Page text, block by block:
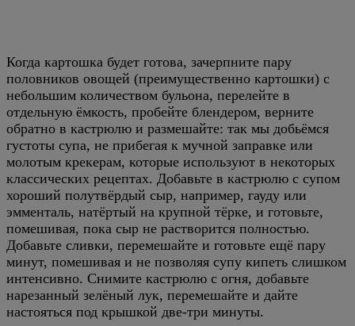
Когда картошка будет готова, зачерпните пару
половников овощей (преимущественно картошки) с
небольшим количеством бульона, перелейте в
отдельную ёмкость, пробейте блендером, верните
обратно в кастрюлю и размешайте: так мы добьёмся
густоты супа, не прибегая к мучной заправке или
молотым крекерам, которые используют в некоторых
классических рецептах. Добавьте в кастрюлю с супом
хороший полутвёрдый сыр, например, гауду или
эмменталь, натёртый на крупной тёрке, и готовьте,
помешивая, пока сыр не растворится полностью.
Добавьте сливки, перемешайте и готовьте ещё пару
минут, помешивая и не позволяя супу кипеть слишком
интенсивно. Снимите кастрюлю с огня, добавьте
нарезанный зелёный лук, перемешайте и дайте
настояться под крышкой две-три минуты.